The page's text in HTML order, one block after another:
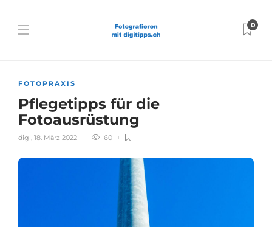
0
FOTOPRAXIS
Pflegetipps für die
Fotoausrüstung
digi, 18. März 2022 60